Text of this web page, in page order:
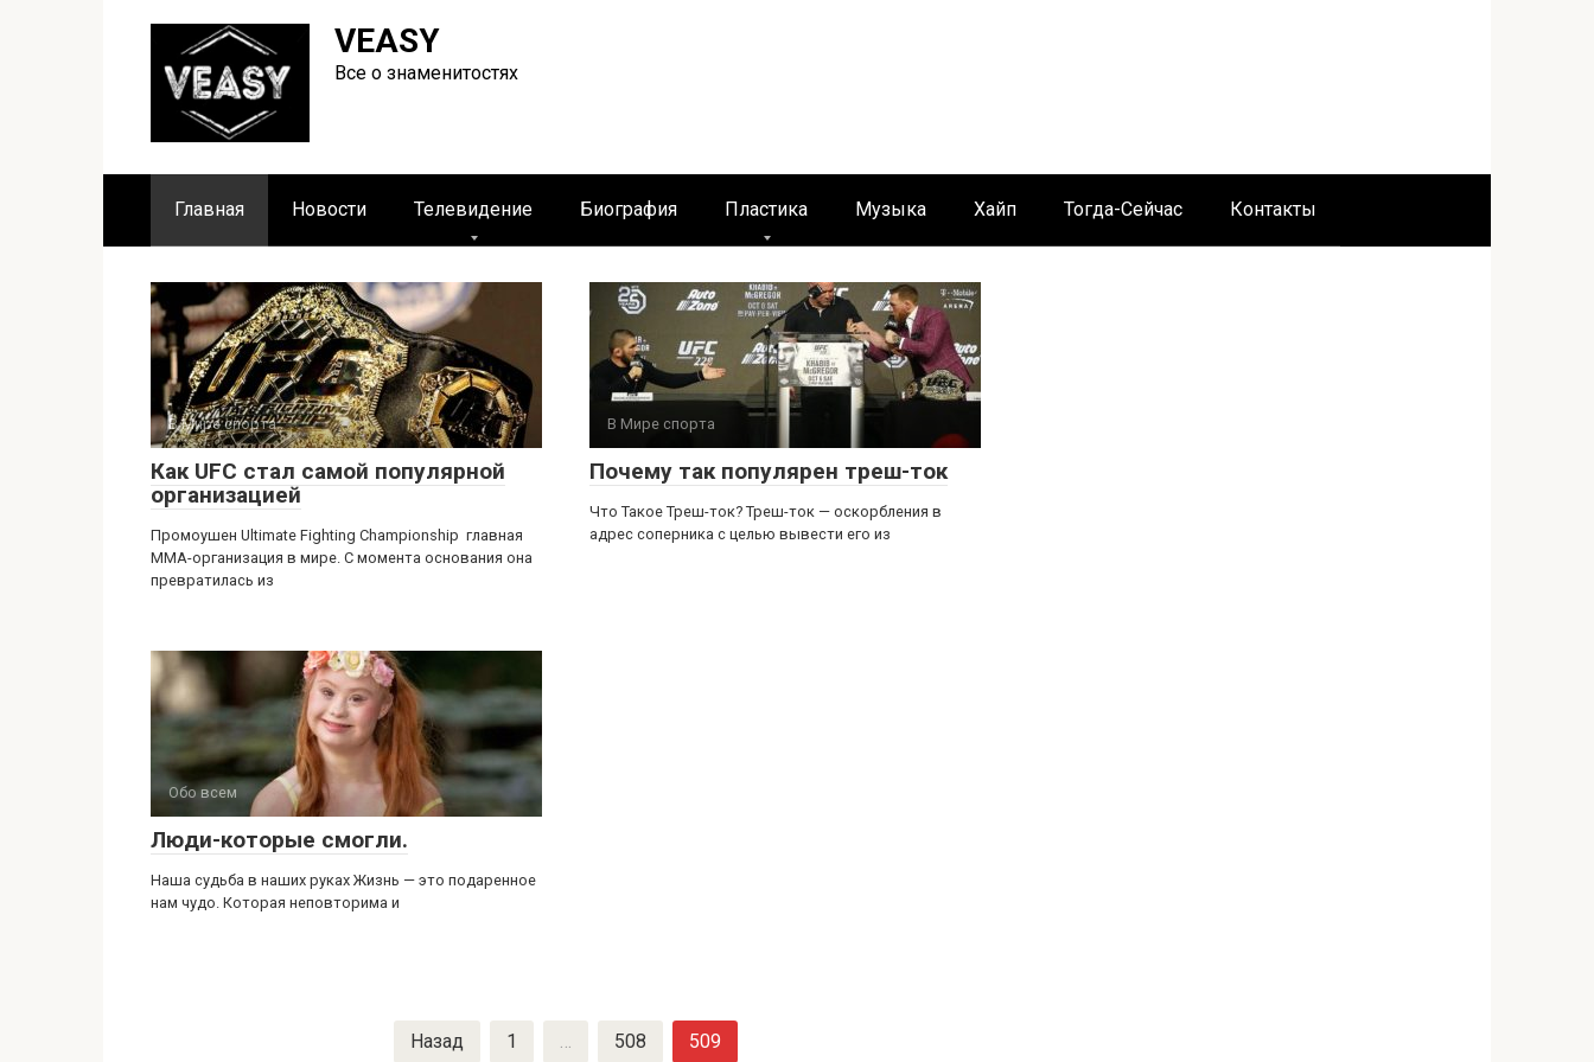
VEASY
Все о знаменитостях
Главная Новости Телевидение Биография Пластика Музыка Хайп Тогда-Сейчас Контакты
В Мире спорта
Как UFC стал самой популярной
организацией
Промоушен Ultimate Fighting Championship главная
ММА-организация в мире. С момента основания она
превратилась из
В Мире спорта
Почему так популярен треш-ток
Что Такое Треш-ток? Треш-ток — оскорбления в
адрес соперника с целью вывести его из
Обо всем
Люди-которые смогли.
Наша судьба в наших руках Жизнь — это подаренное
нам чудо. Которая неповторима и
Назад 1 … 508 509